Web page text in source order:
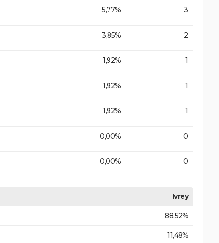
5,77% 3
3,85% 2
1,92% 1
1,92% 1
1,92% 1
0,00% 0
0,00% 0
Ivrey
88,52%
11,48%